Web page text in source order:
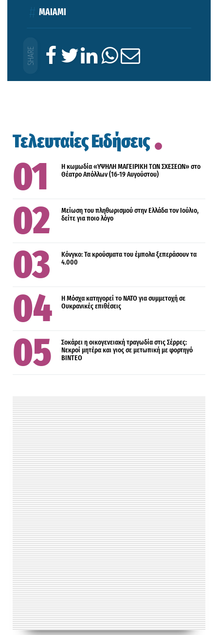
ΜΑΙΑΜΙ
Τελευταίες Ειδήσεις
Η κωμωδία «ΥΨΗΛΗ ΜΑΓΕΙΡΙΚΗ ΤΩΝ ΣΧΕΣΕΩΝ» στο
Θέατρο Απόλλων (16-19 Αυγούστου)
Μείωση του πληθωρισμού στην Ελλάδα τον Ιούλιο,
δείτε για ποιο λόγο
Κόνγκο: Τα κρούσματα του έμπολα ξεπεράσουν τα
4.000
Η Μόσχα κατηγορεί το ΝΑΤΟ για συμμετοχή σε
Ουκρανικές επιθέσεις
Σοκάρει η οικογενειακή τραγωδία στις Σέρρες:
Νεκροί μητέρα και γιος σε μετωπική με φορτηγό
ΒΙΝΤΕΟ